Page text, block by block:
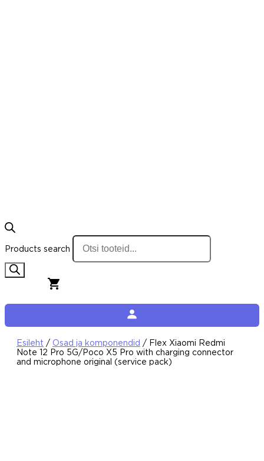
Products search
Esileht / Osad ja komponendid / Flex Xiaomi Redmi
Note 12 Pro 5G/Poco X5 Pro with charging connector
and microphone original (service pack)